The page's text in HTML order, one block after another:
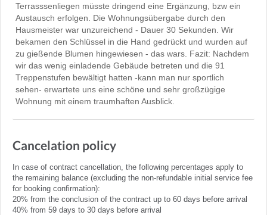
Terrasssenliegen müsste dringend eine Ergänzung, bzw ein
Austausch erfolgen. Die Wohnungsübergabe durch den
Hausmeister war unzureichend - Dauer 30 Sekunden. Wir
bekamen den Schlüssel in die Hand gedrückt und wurden auf
zu gießende Blumen hingewiesen - das wars. Fazit: Nachdem
wir das wenig einladende Gebäude betreten und die 91
Treppenstufen bewältigt hatten -kann man nur sportlich
sehen- erwartete uns eine schöne und sehr großzügige
Wohnung mit einem traumhaften Ausblick.
Cancelation policy
In case of contract cancellation, the following percentages apply to
the remaining balance (excluding the non-refundable initial service fee
for booking confirmation):
20% from the conclusion of the contract up to 60 days before arrival
40% from 59 days to 30 days before arrival